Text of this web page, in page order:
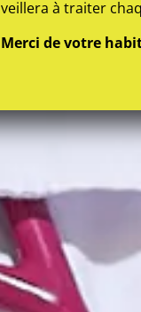
veillera à traiter
Merci de votre